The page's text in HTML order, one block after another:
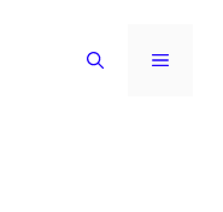
MENU